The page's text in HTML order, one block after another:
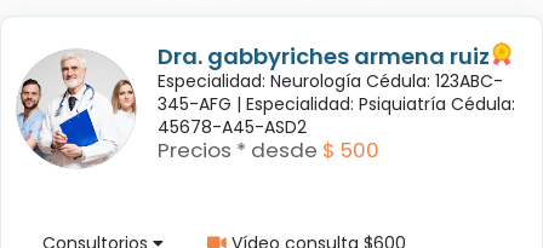
Dra. gabbyriches armena ruiz
Especialidad: Neurología Cédula: 123ABC-
345-AFG | Especialidad: Psiquiatría Cédula:
45678-A45-ASD2
Precios * desde $ 500
Consultorios Vídeo consulta $600